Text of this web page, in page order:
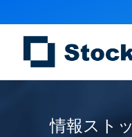
情報スト